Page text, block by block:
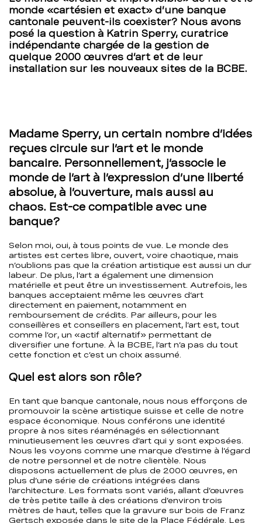
réflexion»
–
BCBE
monde «cartésien et exact» d’une banque
cantonale peuvent-ils coexister? Nous avons
posé la question à Katrin Sperry, curatrice
indépendante chargée de la gestion de
quelque 2000 œuvres d’art et de leur
installation sur les nouveaux sites de la BCBE.
Madame Sperry, un certain nombre d’idées
reçues circule sur l’art et le monde
bancaire. Personnellement, j’associe le
monde de l’art à l’expression d’une liberté
absolue, à l’ouverture, mais aussi au
chaos. Est-ce compatible avec une
banque?
Selon moi, oui, à tous points de vue. Le monde des
artistes est certes libre, ouvert, voire chaotique, mais
n’oublions pas que la création artistique est aussi un dur
labeur. De plus, l’art a également une dimension
matérielle et peut être un investissement. Autrefois, les
banques acceptaient même les œuvres d’art
directement en paiement, notamment en
remboursement de crédits. Par ailleurs, pour les
conseillères et conseillers en placement, l’art est, tout
comme l’or, un «actif alternatif» permettant de
diversifier une fortune. À la BCBE, l’art n’a pas du tout
cette fonction et c’est un choix assumé.
Quel est alors son rôle?
En tant que banque cantonale, nous nous efforçons de
promouvoir la scène artistique suisse et celle de notre
espace économique. Nous conférons une identité
propre à nos sites réaménagés en sélectionnant
minutieusement les œuvres d’art qui y sont exposées.
Nous les voyons comme une marque d’estime à l’égard
de notre personnel et de notre clientèle. Nous
disposons actuellement de plus de 2000 œuvres, en
plus d’une série de créations intégrées dans
l’architecture. Les formats sont variés, allant d’œuvres
de très petite taille à des créations d’environ trois
mètres de haut, telles que la gravure sur bois de Franz
Gertsch exposée dans le site de la Place Fédérale. Les